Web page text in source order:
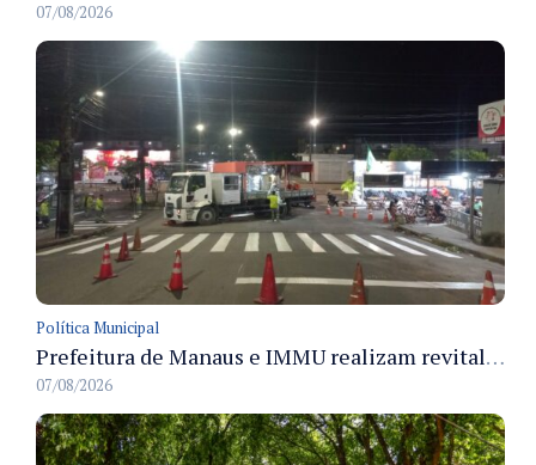
07/08/2026
Política Municipal
Prefeitura de Manaus e IMMU realizam revitalização da sinalização viária em corredores das zonas Sul e Norte na noite de 6/8
07/08/2026